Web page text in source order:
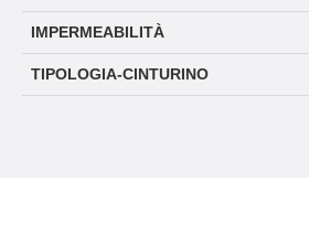
IMPERMEABILITÀ
TIPOLOGIA-CINTURINO